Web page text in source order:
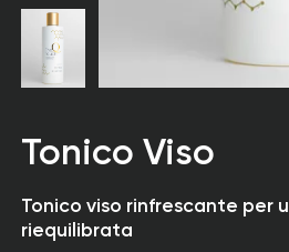
Tonico Viso
Tonico viso rinfrescante per
riequilibrata